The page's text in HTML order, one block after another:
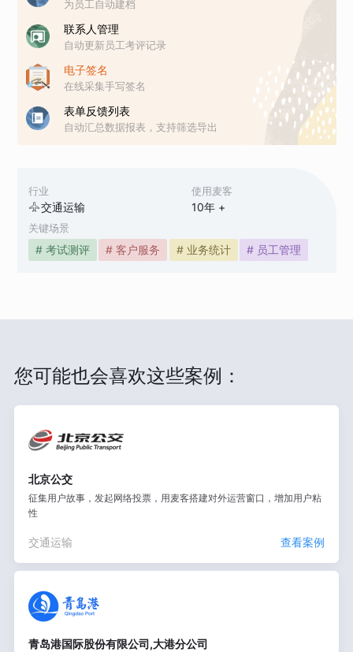
行业
交通运输
使用麦客
10年 +
关键场景
# 考试测评 # 客户服务 # 业务统计 # 员工管理
为员工自动建档
联系人管理
自动更新员工考评记录
电子签名
在线采集手写签名
表单反馈列表
自动汇总数据报表，支持筛选导出
您可能也会喜欢这些案例：
北京公交
征集用户故事，发起网络投票，用麦客搭建对外运营窗口，增加用户粘
性
交通运输 查看案例
青岛港国际股份有限公司,大港分公司